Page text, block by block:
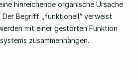
hinreichende organische Ursache
Begriff „funktionell“ verweist
mit einer gestörten Funktion
zusammenhängen.